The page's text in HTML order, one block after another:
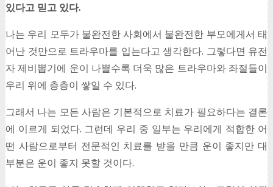
있다고 믿고 있다.
나는 우리 모두가 불완전한 사회에서 불완전한 부모에게서 태
어난 것만으로 트라우마를 입는다고 생각한다. 그렇다면 유전
자 제비뽑기에 운이 나쁠수록 더욱 많은 트라우마와 좌절들이
우리 위에 층층이 쌓일 수 있다.
그래서 나는 모든 사람은 기본적으로 치료가 필요하다는 결론
에 이르게 되었다. 그런데 우리 중 일부는 우리에게 적합한 어
떤 사람으로부터 전문적인 치료를 받을 만큼 운이 좋지만 대
부분은 운이 좋지 못할 것이다.